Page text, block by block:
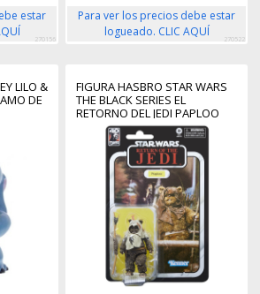
estar
270156
Para ver los precios debe estar
logueado. CLIC AQUÍ
270522
LILO &
DE
FIGURA HASBRO STAR WARS
THE BLACK SERIES EL
RETORNO DEL JEDI PAPLOO